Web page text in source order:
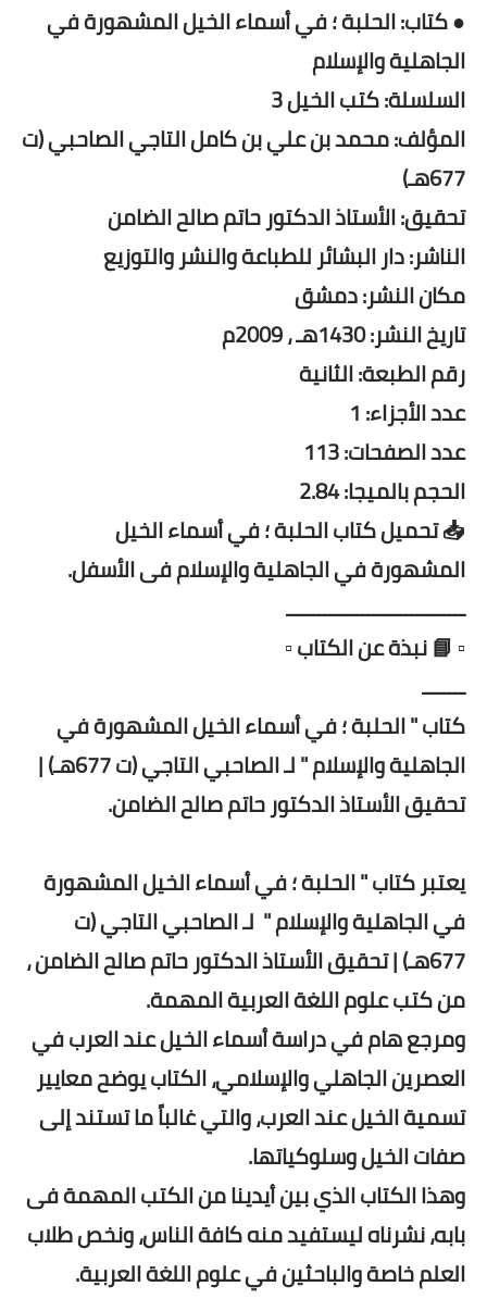
● كتاب: الحلبة ؛ في أسماء الخيل المشهورة في
الجاهلية والإسلام
السلسلة: كتب الخيل 3
المؤلف: محمد بن علي بن كامل التاجي الصاحبي (ت
677هـ)
تحقيق: الأستاذ الدكتور حاتم صالح الضامن
الناشر: دار البشائر للطباعة والنشر والتوزيع
مكان النشر: دمشق
تاريخ النشر: 1430هـ ، 2009م
رقم الطبعة: الثانية
عدد الأجزاء: 1
عدد الصفحات: 113
الحجم بالميجا: 2.84
📥 تحميل كتاب الحلبة ؛ في أسماء الخيل
المشهورة في الجاهلية والإسلام فى الأسفل.
ـــــــــــــــــــــــــــــــــ
▫️ 📘 نبذة عن الكتاب ▫️
ــــــــ
كتاب " الحلبة ؛ في أسماء الخيل المشهورة في
الجاهلية والإسلام " لـ الصاحبي التاجي (ت 677هـ) |
تحقيق الأستاذ الدكتور حاتم صالح الضامن.
يعتبر كتاب " الحلبة ؛ في أسماء الخيل المشهورة
في الجاهلية والإسلام " لـ الصاحبي التاجي (ت
677هـ) | تحقيق الأستاذ الدكتور حاتم صالح الضامن ،
من كتب علوم اللغة العربية المهمة.
ومرجع هام في دراسة أسماء الخيل عند العرب في
العصرين الجاهلي والإسلامي، الكتاب يوضح معايير
تسمية الخيل عند العرب، والتي غالباً ما تستند إلى
صفات الخيل وسلوكياتها.
وهذا الكتاب الذي بين أيدينا من الكتب المهمة فى
بابه، نشرناه ليستفيد منه كافة الناس، ونخص طلاب
العلم خاصة والباحثين في علوم اللغة العربية.